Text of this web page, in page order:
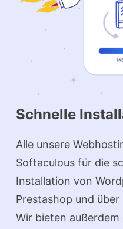
Schnelle
Alle unsere
Softaculous für die
Installation von
Prestashop und
Wir bieten